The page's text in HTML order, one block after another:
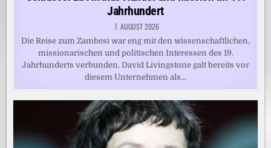
Jahrhundert
7. AUGUST 2026
Die Reise zum Zambesi war eng mit den wissenschaftlichen,
missionarischen und politischen Interessen des 19.
Jahrhunderts verbunden. David Livingstone galt bereits vor
diesem Unternehmen als…